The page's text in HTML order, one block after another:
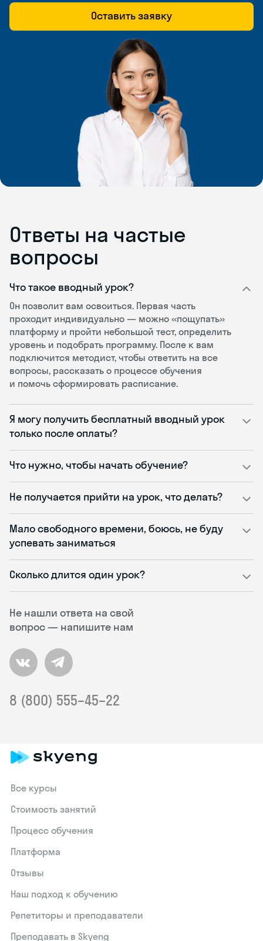
Оставить заявку
Ответы на частые
вопросы
Не нашли ответа на свой
вопрос — напишите нам
8 (800) 555–45–22
Что такое вводный урок?
Он позволит вам освоиться. Первая часть
проходит индивидуально — можно «пощупать»
платформу и пройти небольшой тест, определить
уровень и подобрать программу. После к вам
подключится методист, чтобы ответить на все
вопросы, рассказать о процессе обучения
и помочь сформировать расписание.
Я могу получить бесплатный вводный урок
только после оплаты?
Что нужно, чтобы начать обучение?
Не получается прийти на урок, что делать?
Мало свободного времени, боюсь, не буду
успевать заниматься
Сколько длится один урок?
Все курсы
Стоимость занятий
Процесс обучения
Платформа
Отзывы
Наш подход к обучению
Репетиторы и преподаватели
Преподавать в Skyeng